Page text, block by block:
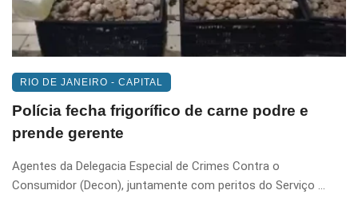
RIO DE JANEIRO - CAPITAL
Polícia fecha frigorífico de carne podre e
prende gerente
Agentes da Delegacia Especial de Crimes Contra o
Consumidor (Decon), juntamente com peritos do Serviço ...